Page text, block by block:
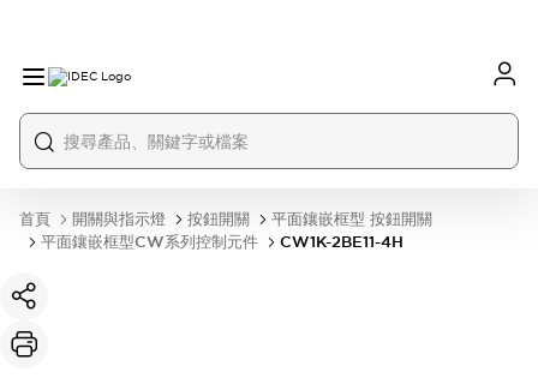
首頁 開關與指示燈 按鈕開關
平面鑲嵌框型 按鈕開關
平面鑲嵌框型CW系列控制元件
CW1K-2BE11-4H